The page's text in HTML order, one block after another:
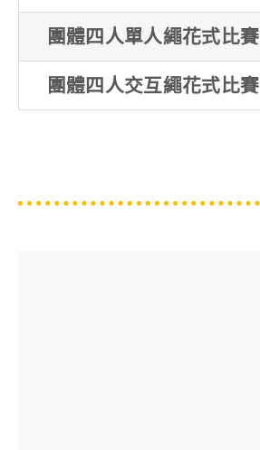
團體四人單人繩花式比賽
團體四人交互繩花式比賽